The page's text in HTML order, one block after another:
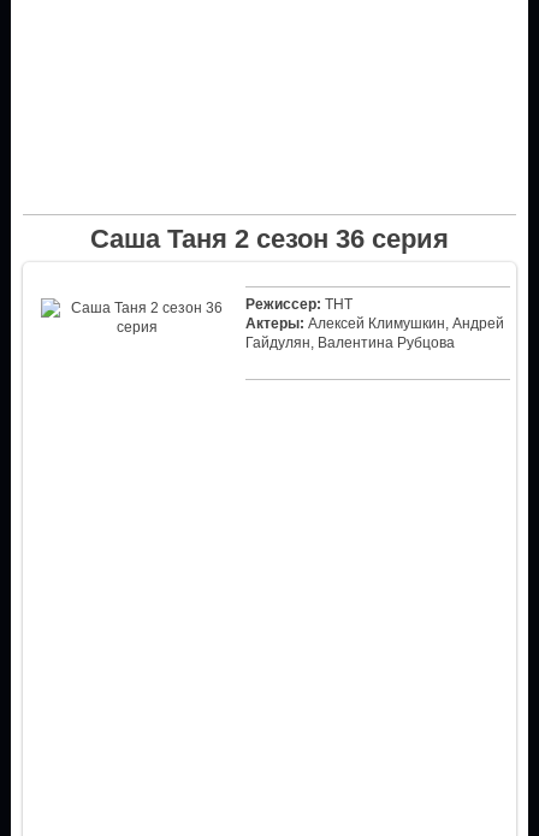
Саша Таня 2 сезон 36 серия
Режиссер: ТНТ
Актеры: Алексей Климушкин, Андрей
Гайдулян, Валентина Рубцова